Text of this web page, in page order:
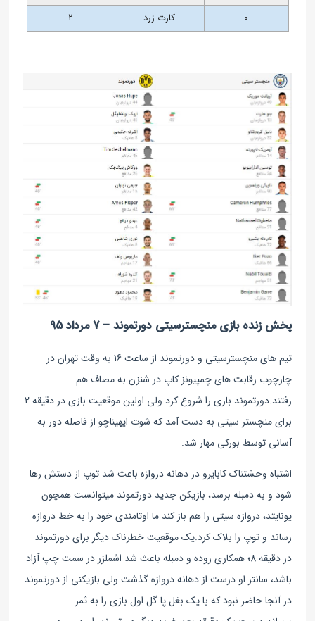
0
کارت زرد 2
پخش زنده بازی منچسترسیتی دورتموند – 7 مرداد 95
تیم های منچسترسیتی و دورتموند از ساعت 16 به وقت تهران در
چارچوب رقابت های چمپیونز کاپ در شنزن به مصاف هم
رفتند.دورتموند بازی را شروع کرد ولی اولین موقعیت بازی در دقیقه 2
برای منچستر سیتی به دست آمد که شوت ایهیناچو از فاصله دور به
آسانی توسط بورکی مهار شد.
اشتباه وحشتناک کابایرو در دهانه دروازه باعث شد توپ از دستش رها
شود و به دمبله برسد، بازیکن جدید دورتموند میتوانست همچون
یونایتد، دروازه سیتی را هم باز کند ما اوتامندی خود را به خط دروازه
رساند و توپ را بلاک کرد.یک موقعیت خطرناک دیگر برای دورتموند
در دقیقه 8؛ همکاری روده و دمبله باعث شد اشملزر در سمت چپ آزاد
باشد، سانتر او درست از دهانه دروازه گذشت ولی بازیکنی از دورتموند
در آنجا حاضر نبود که با یک بغل پا گل اول بازی را به ثمر